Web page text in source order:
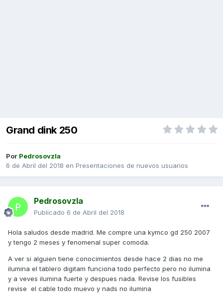
Grand dink 250
Por Pedrosovzla
6 de Abril del 2018 en Presentaciones de nuevos usuarios
Pedrosovzla
Publicado 6 de Abril del 2018
Hola saludos desde madrid. Me compre una kymco gd 250 2007
y tengo 2 meses y fenomenal super comoda.
A ver si alguien tiene conocimientos desde hace 2 dias no me
ilumina el tablero digitam funciona todo perfecto pero no ilumina
y a veves ilumina fuerte y despues nada. Revise los fusibles
revise el cable todo muevo y nads no ilumina